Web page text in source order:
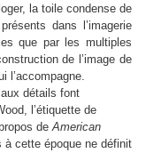
la toile condense de
dans l’imagerie
que par les multiples
de l’image de
l’accompagne.
détails font
l’étiquette de
deAmerican
à cette époque ne définit